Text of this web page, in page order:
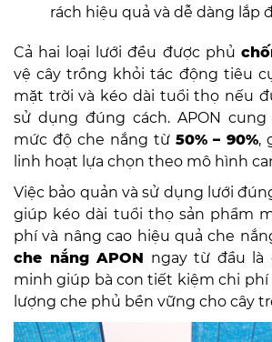
rách hiệu quả và dễ dàng lắp
Cả hai loại lưới đều được phủ
vệ cây trồng khỏi tác động tiêu
mặt trời và kéo dài tuổi thọ nếu
sử dụng đúng cách. APON
mức độ che nắng từ 50% – 90%,
linh hoạt lựa chọn theo mô hình
Việc bảo quản và sử dụng lưới
giúp kéo dài tuổi thọ sản phẩm
phí và nâng cao hiệu quả che
che nắng APON ngay từ đầu là
minh giúp bà con tiết kiệm chi phí
lượng che phủ bền vững cho cây